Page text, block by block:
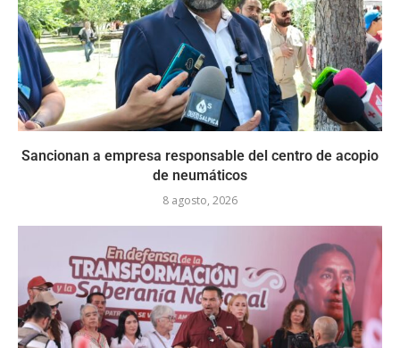
Sancionan a empresa responsable del centro de acopio
de neumáticos
8 agosto, 2026